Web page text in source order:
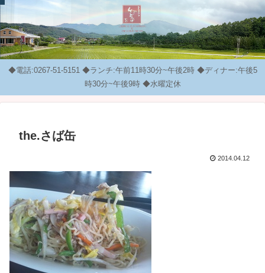
◆電話:0267-51-5151 ◆ランチ:午前11時30分~午後2時 ◆ディナー:午後5
時30分~午後9時 ◆水曜定休
the.さば缶
2014.04.12